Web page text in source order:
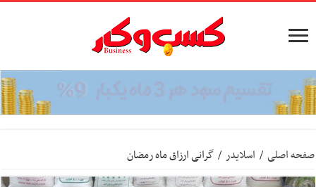
صفحه اصلی / اسلایدر / گرانی ارزاق ماه رمضان